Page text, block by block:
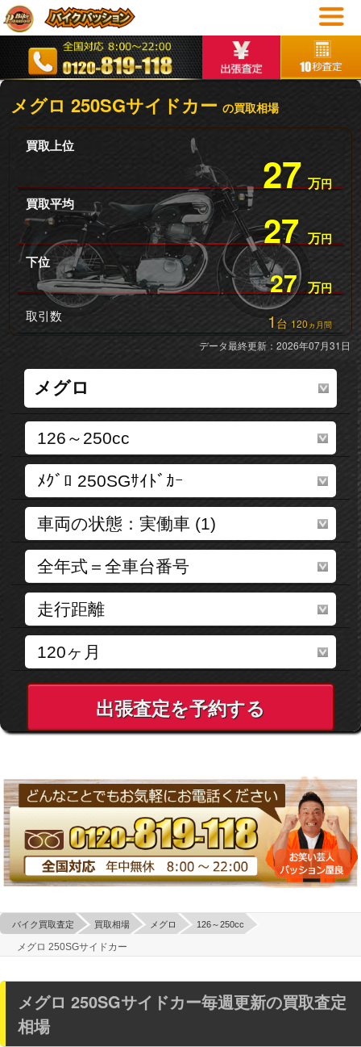
メグロ 250SGサイドカー の買取相場
買取上位
27 万円
買取平均
27 万円
下位
27 万円
取引数 1 台 120 ヵ月間
データ最終更新：2026年07月31日
出張査定を予約する
バイク買取査定 買取相場 メグロ 126～250cc
メグロ 250SGサイドカー
メグロ 250SGサイドカー毎週更新の買取査定
相場